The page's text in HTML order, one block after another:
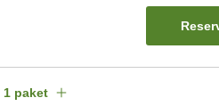
1 paket